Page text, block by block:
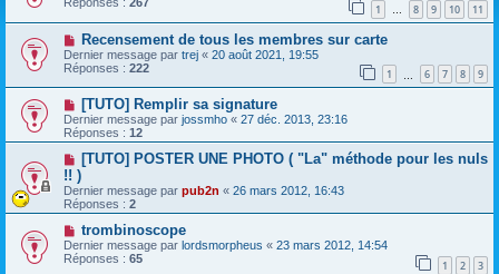
1 … 8 9 10 11
Recensement de tous les membres sur carte
Dernier message par trej « 20 août 2021, 19:55
Réponses : 222 1 6 7 8 9
[TUTO] Remplir sa signature
Dernier message par jossmho « 27 déc. 2013, 23:16
Réponses : 12
[TUTO] POSTER UNE PHOTO ( "La" méthode pour les nuls
!! )
Dernier message par pub2n « 26 mars 2012, 16:43
Réponses : 2
trombinoscope
Dernier message par lordsmorpheus « 23 mars 2012, 14:54
Réponses : 65 1 2 3